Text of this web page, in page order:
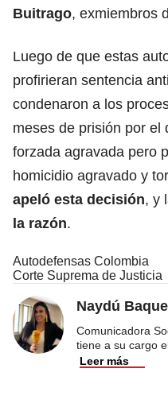
Buitrago, exmiembros
Luego de que estas
profirieran sentencia
condenaron a los
meses de prisión por el
forzada agravada pero
homicidio agravado y
apeló esta decisión, y
la razón.
Autodefensas Colombia
Corte Suprema de Justicia
Naydú
Comunicadora
tiene a su cargo
Leer más